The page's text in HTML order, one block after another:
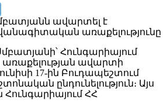
Հունգարիայում
ավարտի
17-ին Բուդապեշտում
ընդունելություն։ Այս
Հունգարիայում ՀՀ